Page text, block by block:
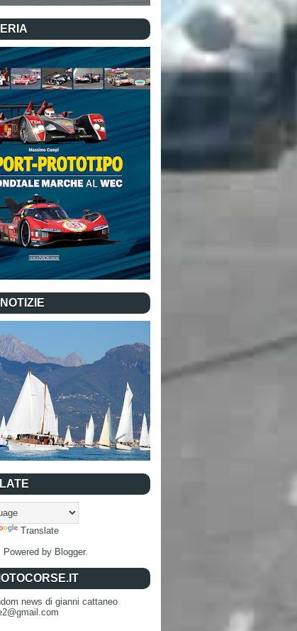
Translate
Powered by Blogger.
news di gianni cattaneo